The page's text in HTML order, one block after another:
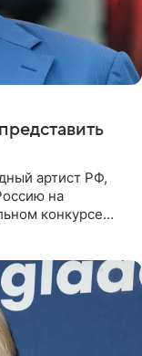
артист РФ,
на
конкурсе